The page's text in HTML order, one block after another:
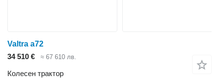
Valtra a72
34 510 €
≈ 67 610 лв.
Колесен трактор